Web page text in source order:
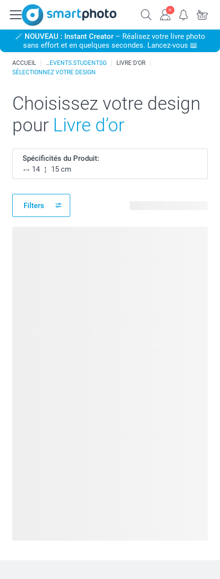
🪄 NOUVEAU : Instant Creator– Réalisez votre livre photo
sans effort et en quelques secondes. Lancez-vous 📖
ACCUEIL EVENTS.STUDENTSG
LIVRE D'OR
SÉLECTIONNEZ VOTRE DESIGN
Choisissez votre design
pour Livre d’or
Spécificités du Produit:
14
15 cm
Filters